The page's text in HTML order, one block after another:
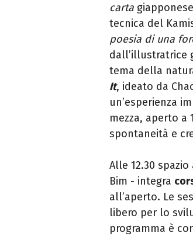
carta
tecnica del
poesia di una
dall’illustratrice
tema della
It, ideato da
un’esperienza
mezza, aperto a
spontaneità e
Alle 12.30
Bim - integra
all’aperto. Le
libero per lo
programma è